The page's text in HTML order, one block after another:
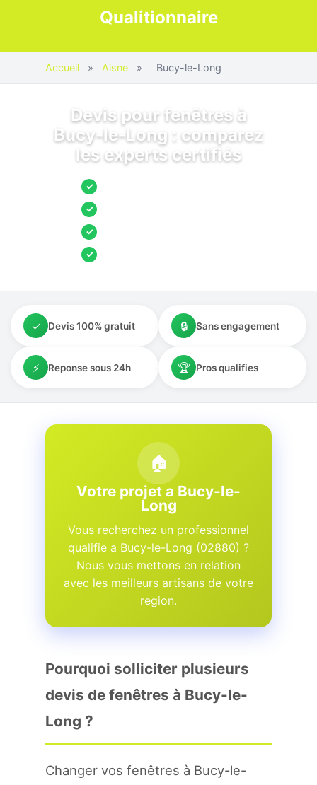
Qualitionnaire
Accueil » Aisne » Bucy-le-Long
Devis pour fenêtres à
Bucy-le-Long : comparez
les experts certifiés
✓
✓
✓
✓
✓ Devis 100% gratuit 🔒 Sans engagement
⚡ Reponse sous 24h 🏆 Pros qualifies
🏠
Votre projet a Bucy-le-
Long
Vous recherchez un professionnel
qualifie a Bucy-le-Long (02880) ?
Nous vous mettons en relation
avec les meilleurs artisans de votre
region.
Pourquoi solliciter plusieurs
devis de fenêtres à Bucy-le-
Long ?
Changer vos fenêtres à Bucy-le-